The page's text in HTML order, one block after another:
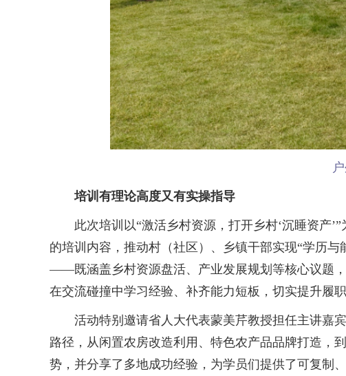
培训有理论高度又有实操指导
此次培训以“激活乡村资源，打开乡村‘沉睡资产’”
的培训内容，推动村（社区）、乡镇干部实现“学历
——既涵盖乡村资源盘活、产业发展规划等核心议题
在交流碰撞中学习经验、补齐能力短板，切实提升履职
活动特别邀请省人大代表蒙美芹教授担任主讲嘉宾
路径，从闲置农房改造利用、特色农产品品牌打造，
势，并分享了多地成功经验，为学员们提供了可复制